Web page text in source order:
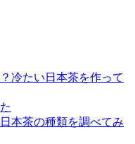
冷たい日本茶を作って
本茶の種類を調べてみ